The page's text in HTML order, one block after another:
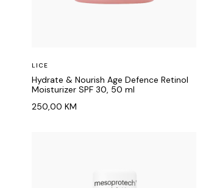
LICE
Hydrate & Nourish Age Defence Retinol
Moisturizer SPF 30, 50 ml
250,00 KM